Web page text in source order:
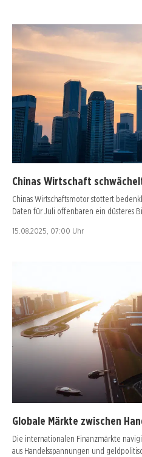
Chinas Wirtschaft
Chinas Wirtschaftsmotor stottert
Daten für Juli offenbaren ein düsteres
15.08.2025, 07:00 Uhr
Globale Märkte zwischen
Die internationalen Finanzmärkte
aus Handelsspannungen und